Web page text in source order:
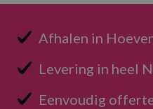
Afhalen in
Levering in heel
Eenvoudig